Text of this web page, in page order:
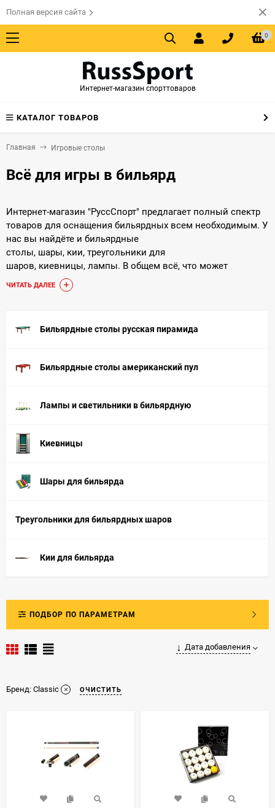
Полная версия сайта
0
Интернет-магазин спорттоваров
КАТАЛОГ ТОВАРОВ
Главная Игровые столы
Всё для игры в бильярд
Интернет-магазин "РуссСпорт" предлагает полный спектр
товаров для оснащения бильярдных всем необходимым. У
нас вы найдёте и бильярдные
столы, шары, кии, треугольники для
шаров, киевницы, лампы. В общем всё, что может
пригодиться для полного оснащения вашей бильярдной.
ЧИТАТЬ ДАЛЕЕ
Бильярдные столы русская пирамида
Бильярдные столы американский пул
Лампы и светильники в бильярдную
Киевницы
Шары для бильярда
Треугольники для бильярдных шаров
Кии для бильярда
ПОДБОР ПО ПАРАМЕТРАМ
Дата добавления
Бренд: Classic ОЧИСТИТЬ